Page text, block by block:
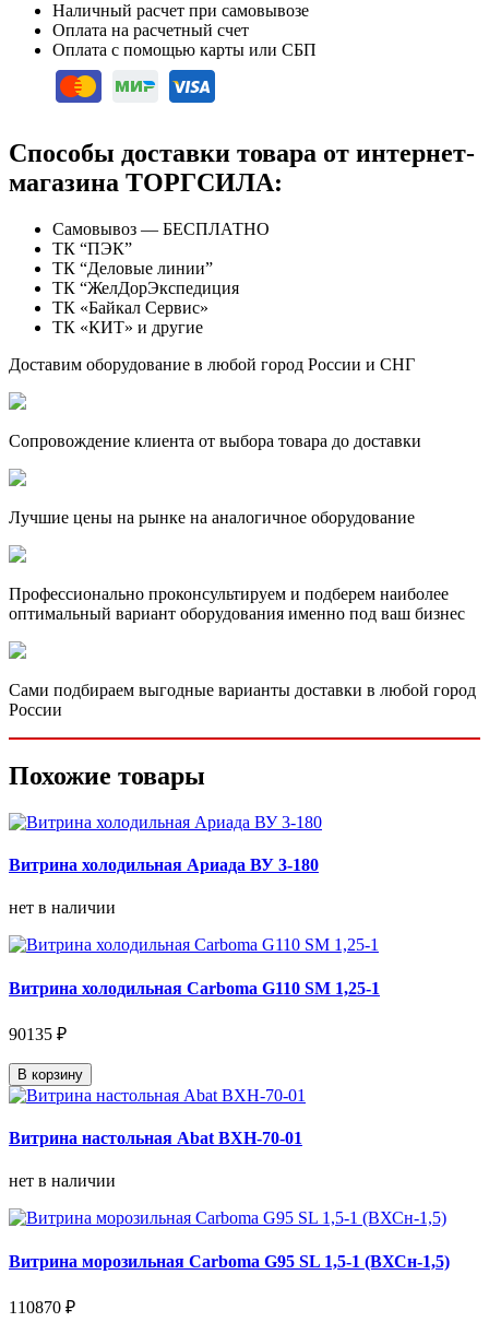
Наличный расчет при самовывозе
Оплата на расчетный счет
Оплата с помощью карты или СБП
Способы доставки товара от интернет-
магазина ТОРГСИЛА:
Самовывоз — БЕСПЛАТНО
ТК “ПЭК”
ТК “Деловые линии”
ТК “ЖелДорЭкспедиция
ТК «Байкал Сервис»
ТК «КИТ» и другие
Доставим оборудование в любой город России и СНГ
Сопровождение клиента от выбора товара до доставки
Лучшие цены на рынке на аналогичное оборудование
Профессионально проконсультируем и подберем наиболее
оптимальный вариант оборудования именно под ваш бизнес
Сами подбираем выгодные варианты доставки в любой город
России
Похожие товары
Витрина холодильная Ариада ВУ 3-180
нет в наличии
Витрина холодильная Carboma G110 SM 1,25-1
90135 ₽
В корзину
Витрина настольная Abat ВХН-70-01
нет в наличии
Витрина морозильная Carboma G95 SL 1,5-1 (ВХСн-1,5)
110870 ₽